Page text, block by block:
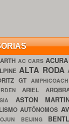
AC CARS ACURA
ALTA RODA
GT AMPHICOACH
ARIEL
ASTON
AUTÔNOMOS
BEIJING